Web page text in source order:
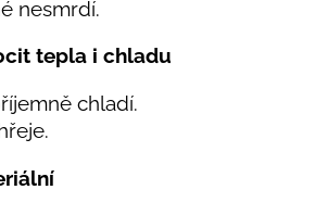
nesmrdí.
tepla i chladu
chladí.